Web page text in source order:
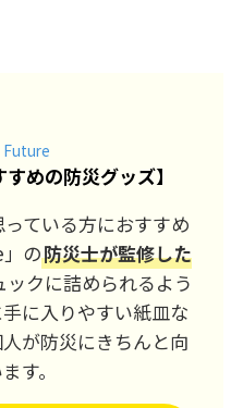
すめの防災グッズ】
ている方におすすめ
の防災士が監修した
クに詰められるよう
に入りやすい紙皿な
が防災にきちんと向
す。